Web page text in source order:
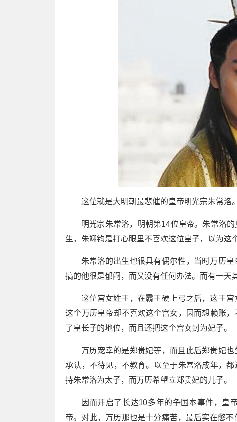
这位就是大明朝最悲催的皇帝明光宗朱常洛。
明光宗朱常洛，明朝第14位皇帝。朱常洛
生，朱翊钧是打心眼里不喜欢这位皇子，以为这
朱常洛的出生也很具有偶尔性，当时万历
搞的他很是郁闷，而又没有任何办法。而有一天
这位宫女姓王，在霸王硬上弓之后，这王
这个万历皇帝却不喜欢这个宫女，因而想赖账
了皇长子的地位，而且还把这个宫女封为妃子。
万历宠幸的是郑贵妃等，而且此后郑贵妃
承认，不待见，不教育。以至于朱常洛成年，
持朱常洛为太子，而万历希望立郑贵妃的儿子。
因而开启了长达10多年的争国本事件，皇
帝。对此，万历那也是十分痛苦，最后实在憋